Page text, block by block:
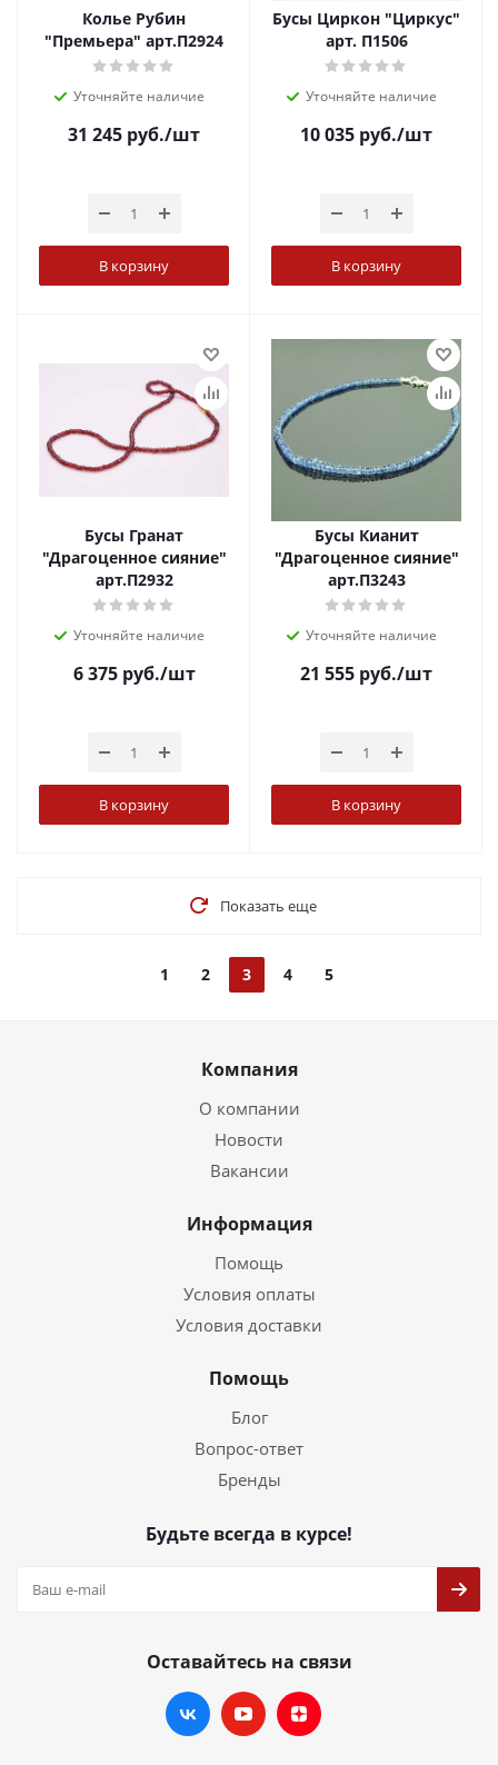
Колье Рубин
"Премьера" арт.П2924
Уточняйте наличие
31 245 руб./шт
В корзину
Бусы Циркон "Циркус"
арт. П1506
Уточняйте наличие
10 035 руб./шт
В корзину
Бусы Гранат
"Драгоценное сияние"
арт.П2932
Уточняйте наличие
6 375руб./шт
В корзину
Бусы Кианит
"Драгоценное сияние"
арт.П3243
Уточняйте наличие
21 555 руб./шт
В корзину
Показать еще
1 2 3 4 5
Компания
О компании
Новости
Вакансии
Информация
Помощь
Условия оплаты
Условия доставки
Помощь
Блог
Вопрос-ответ
Бренды
Будьте всегда в курсе!
Оставайтесь на связи